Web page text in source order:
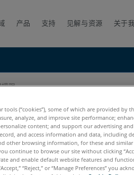
产品 支持 见解与资源 关于
限
tools (“cookies”), some of which are provided by
analyze, and improve site performance;
content; and support our advertising
and access information and data, including
other browsing information, for these and similar
continue to browse our site without clicking
and enable default website features and
“Reject,” or “Manage Preferences” you